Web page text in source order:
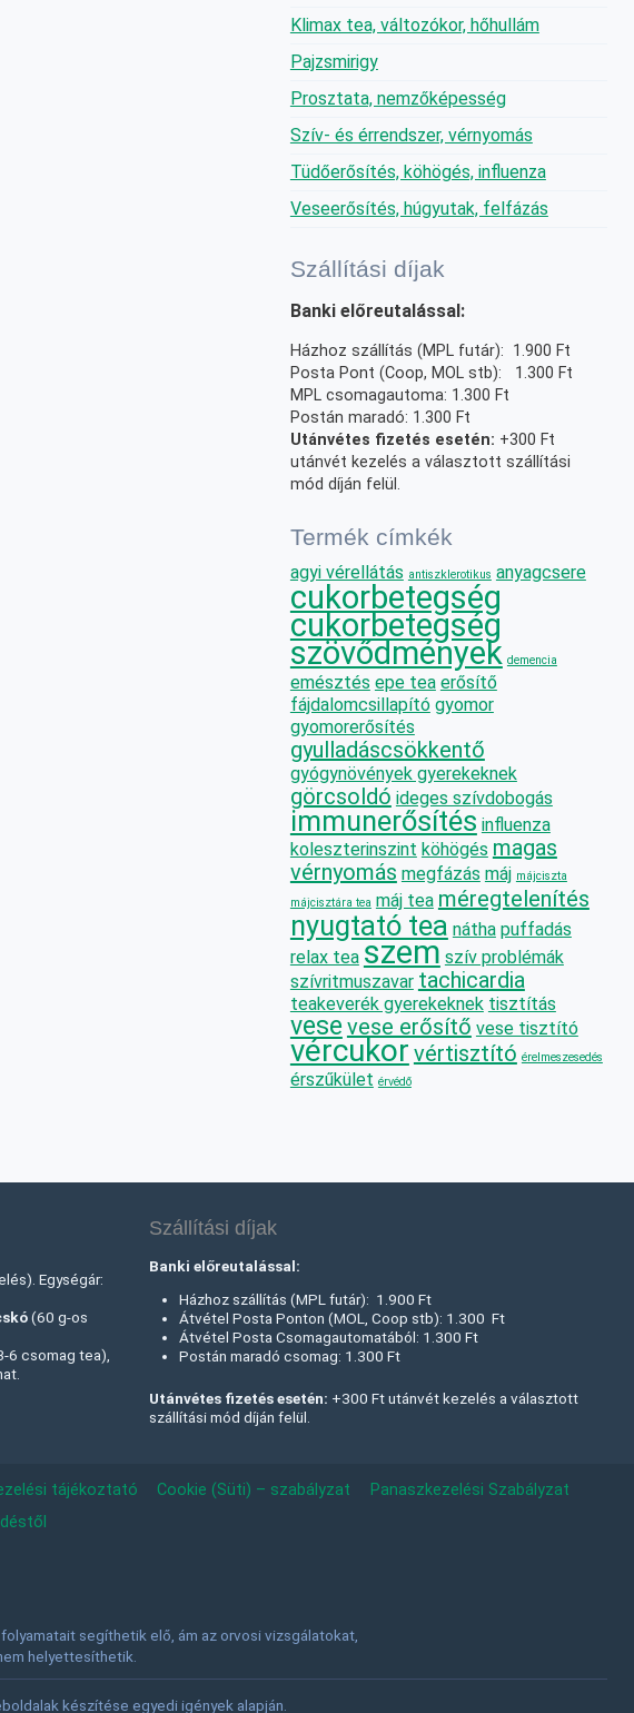
Klimax tea, változókor, hőhullám
Pajzsmirigy
Prosztata, nemzőképesség
Szív- és érrendszer, vérnyomás
Tüdőerősítés, köhögés, influenza
Veseerősítés, húgyutak, felfázás
Szállítási díjak
Banki előreutalással:
Házhoz szállítás (MPL futár): 1.900 Ft
Posta Pont (Coop, MOL stb): 1.300 Ft
MPL csomagautoma: 1.300 Ft
Postán maradó: 1.300 Ft
Utánvétes fizetés esetén: +300 Ft
utánvét kezelés a választott szállítási
mód díján felül.
Termék címkék
agyi vérellátás antiszklerotikus anyagcsere
cukorbetegség
cukorbetegség
szövődmények demencia
emésztés epe tea erősítő
fájdalomcsillapító gyomor
gyomorerősítés
gyulladáscsökkentő
gyógynövények gyerekeknek
görcsoldó ideges szívdobogás
immunerősítés influenza
koleszterinszint köhögés magas
vérnyomás megfázás máj májciszta
májcisztára tea máj tea méregtelenítés
nyugtató tea nátha puffadás
relax tea szem szív problémák
szívritmuszavar tachicardia
teakeverék gyerekeknek tisztítás
vese vese erősítő vese tisztító
vércukorvértisztító érelmeszesedés
érszűkület érvédő
Egységár:
(60 g-os
6 csomag tea),
Szállítási díjak
Banki előreutalással:
Házhoz szállítás (MPL futár): 1.900 Ft
Átvétel Posta Ponton (MOL, Coop stb): 1.300 Ft
Átvétel Posta Csomagautomatából: 1.300 Ft
Postán maradó csomag: 1.300 Ft
Utánvétes fizetés esetén: +300 Ft utánvét kezelés a választott
szállítási mód díján felül.
tájékoztató Cookie (Süti) – szabályzat
Panaszkezelési Szabályzat
segíthetik elő, ám az orvosi vizsgálatokat,
helyettesíthetik.
készítése egyedi igények alapján.